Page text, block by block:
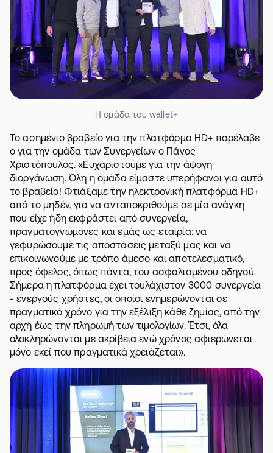
Η ομάδα του wallet+
Το ασημένιο βραβείο για την πλατφόρμα HD+ παρέλαβε
ο για την ομάδα των Συνεργείων ο Πάνος
Χριστόπουλος. «Ευχαριστούμε για την άψογη
διοργάνωση. Όλη η ομάδα είμαστε υπερήφανοι για αυτό
το βραβείο! Φτιάξαμε την ηλεκτρονική πλατφόρμα HD+
από το μηδέν, για να ανταποκριθούμε σε μία ανάγκη
που είχε ήδη εκφράστει από συνεργεία,
πραγματογνώμονες και εμάς ως εταιρία: να
γεφυρώσουμε τις αποστάσεις μεταξύ μας και να
επικοινωνούμε με τρόπο άμεσο και αποτελεσματικό,
προς όφελος, όπως πάντα, του ασφαλισμένου οδηγού.
Σήμερα η πλατφόρμα έχει τουλάχιστον 3000 συνεργεία
- ενεργούς χρήστες, οι οποίοι ενημερώνονται σε
πραγματικό χρόνο για την εξέλιξη κάθε ζημίας, από την
αρχή έως την πληρωμή των τιμολογίων. Έτσι, όλα
ολοκληρώνονται με ακρίβεια ενώ χρόνος αφιερώνεται
μόνο εκεί που πραγματικά χρειάζεται».